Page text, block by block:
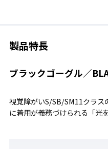
製品特長
ブラックゴーグル／
視覚障がいS/SB/SM11クラス
に着用が義務づけられる「光